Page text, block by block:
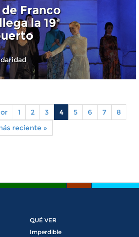
Franco
la 19ª
1 2 3 4 5 6 7
8
reciente »
QUÉ VER
Imperdible